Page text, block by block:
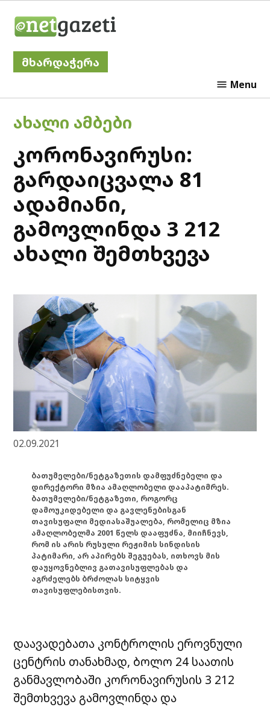
მხარდაჭერა
Menu
POSTED
ᲐᲮᲐᲚᲘ ᲐᲛᲑᲔᲑᲘ
კორონავირუსი:
გარდაიცვალა 81
ადამიანი,
გამოვლინდა 3 212
ახალი შემთხვევა
02.09.2021
ბათუმელები/ნეტგაზეთის დამფუძნებელი და
დირექტორი მზია ამაღლობელი დააპატიმრეს.
ბათუმელები/ნეტგაზეთი, როგორც
დამოუკიდებელი და გავლენებისგან
თავისუფალი მედიასაშუალება, რომელიც მზია
ამაღლობელმა 2001 წელს დააფუძნა, მიიჩნევს,
რომ ის არის რუსული რეჟიმის სინდისის
პატიმარი, არ აპირებს შეგუებას, ითხოვს მის
დაუყოვნებლივ გათავისუფლებას და
აგრძელებს ბრძოლას სიტყვის
თავისუფლებისთვის.
დაავადებათა კონტროლის ეროვნული
ცენტრის თანახმად, ბოლო 24 საათის
განმავლობაში კორონავირუსის 3 212
შემთხვევა გამოვლინდა და